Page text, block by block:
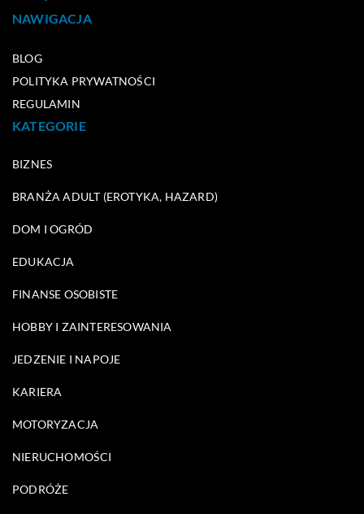
NAWIGACJA
BLOG
POLITYKA PRYWATNOŚCI
REGULAMIN
KATEGORIE
BIZNES
BRANŻA ADULT (EROTYKA, HAZARD)
DOM I OGRÓD
EDUKACJA
FINANSE OSOBISTE
HOBBY I ZAINTERESOWANIA
JEDZENIE I NAPOJE
KARIERA
MOTORYZACJA
NIERUCHOMOŚCI
PODRÓŻE